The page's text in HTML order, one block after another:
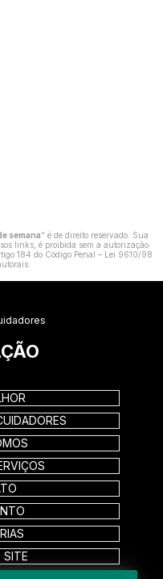
semana" é de direito reservado. Sua
links, é proibida sem a autorização
184 do Código Penal –
Lei 9610/98
SITE